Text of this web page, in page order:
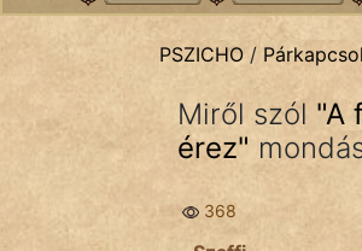
PSZICHO /
Miről szól "A
érez"
368